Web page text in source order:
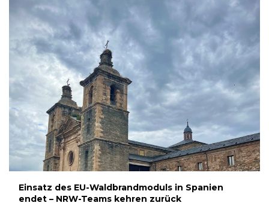
Einsatz des EU-Waldbrandmoduls in Spanien
endet – NRW-Teams kehren zurück